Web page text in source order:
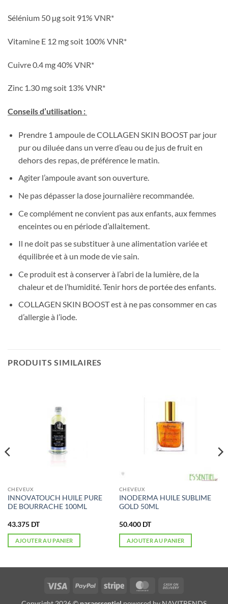
Sélénium 50 µg soit 91% VNR*
Vitamine E 12 mg soit 100% VNR*
Cuivre 0.4 mg 40% VNR*
Zinc 1.30 mg soit 13% VNR*
Conseils d’utilisation :
Prendre 1 ampoule de COLLAGEN SKIN BOOST par jour
pur ou diluée dans un verre d’eau ou de jus de fruit en
dehors des repas, de préférence le matin.
Agiter l’ampoule avant son ouverture.
Ne pas dépasser la dose journalière recommandée.
Ce complément ne convient pas aux enfants, aux femmes
enceintes ou en période d’allaitement.
Il ne doit pas se substituer à une alimentation variée et
équilibrée et à un mode de vie sain.
Ce produit est à conserver à l’abri de la lumière, de la
chaleur et de l’humidité. Tenir hors de portée des enfants.
COLLAGEN SKIN BOOST est à ne pas consommer en cas
d’allergie à l’iode.
PRODUITS SIMILAIRES
CHEVEUX
INNOVATOUCH HUILE PURE
DE BOURRACHE 100ML
43.375 DT
AJOUTER AU PANIER
CHEVEUX
INODERMA HUILE SUBLIME
GOLD 50ML
50.400 DT
AJOUTER AU PANIER
Visa PayPal Stripe MasterCard